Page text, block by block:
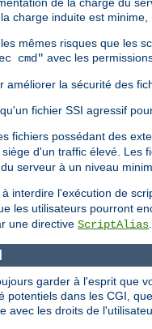
charge induite est
mêmes risques que les
cmd" avec les
améliorer la sécurité des
fichier SSI agressif
fichiers possédant des
d'un traffic élevé. Les
serveur à un niveau
interdire l'exécution de
les utilisateurs pourront
une directive ScriptAlias
garder à l'esprit que
potentiels dans les CGI,
avec les droits de